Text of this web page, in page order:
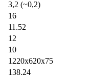
3,2 (~0,2)
16
11.52
12
10
1220x620x75
138.24